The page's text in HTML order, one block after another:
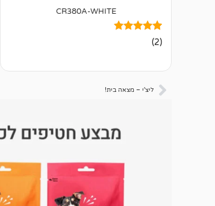
CR380A-WHITE
מדורגים
5.00
2
לקוחות
(2)
ליצ'י – מצאה בית!